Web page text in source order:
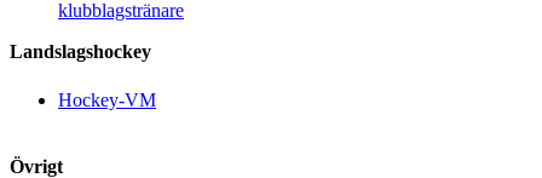
klubblagstränare
Landslagshockey
Hockey-VM
Övrigt